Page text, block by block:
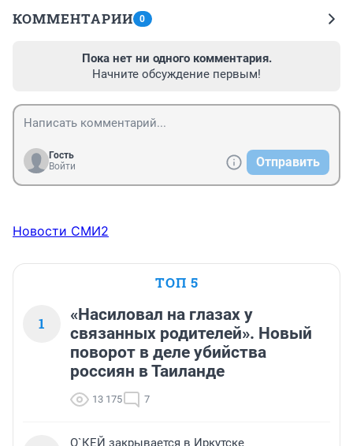
КОММЕНТАРИИ 0
Пока нет ни одного комментария.
Начните обсуждение первым!
Гость
Войти
Отправить
Новости СМИ2
ТОП 5
1
«Насиловал на глазах у
связанных родителей». Новый
поворот в деле убийства
россиян в Таиланде
13 175 7
О`КЕЙ закрывается в Иркутске